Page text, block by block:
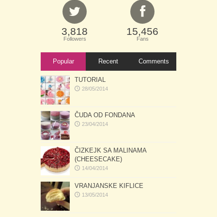
3,818
Followers
15,456
Fans
Popular Recent Comments
TUTORIAL
28/05/2014
ČUDA OD FONDANA
23/04/2014
ČIZKEJK SA MALINAMA
(CHEESECAKE)
14/04/2014
VRANJANSKE KIFLICE
13/05/2014